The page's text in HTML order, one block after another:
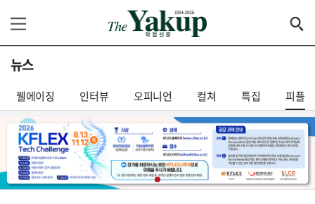
뉴스
웰에이징 인터뷰 오피니언 컬쳐 특집 피플